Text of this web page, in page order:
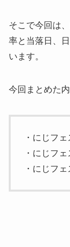
そこで今回は
率と当落日、
います。
今回まとめた
・にじフ
・にじフ
・にじフ